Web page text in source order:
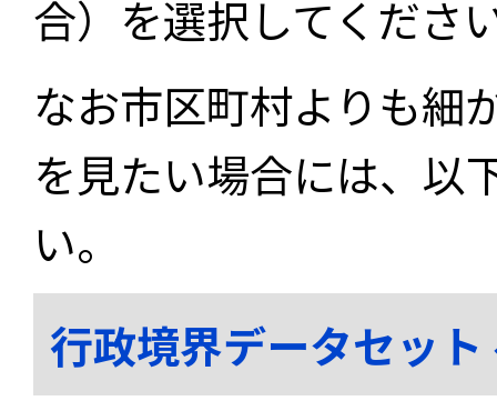
合）を選択してくださ
なお市区町村よりも細
を見たい場合には、以
い。
行政境界データセッ